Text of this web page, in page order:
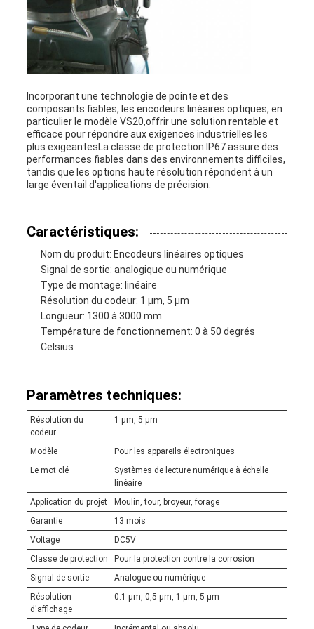
Incorporant une technologie de pointe et des
composants fiables, les encodeurs linéaires optiques, en
particulier le modèle VS20,offrir une solution rentable et
efficace pour répondre aux exigences industrielles les
plus exigeantesLa classe de protection IP67 assure des
performances fiables dans des environnements difficiles,
tandis que les options haute résolution répondent à un
large éventail d'applications de précision.
Caractéristiques:
Nom du produit: Encodeurs linéaires optiques
Signal de sortie: analogique ou numérique
Type de montage: linéaire
Résolution du codeur: 1 μm, 5 μm
Longueur: 1300 à 3000 mm
Température de fonctionnement: 0 à 50 degrés
Celsius
Paramètres techniques:
Résolution du
codeur
1 μm, 5 μm
Modèle
Pour les appareils électroniques
Le mot clé
Systèmes de lecture numérique à échelle
linéaire
Application du projet
Moulin, tour, broyeur, forage
Garantie
13 mois
Voltage
DC5V
Classe de protection
Pour la protection contre la corrosion
Signal de sortie
Analogue ou numérique
Résolution
d'affichage
0.1 μm, 0,5 μm, 1 μm, 5 μm